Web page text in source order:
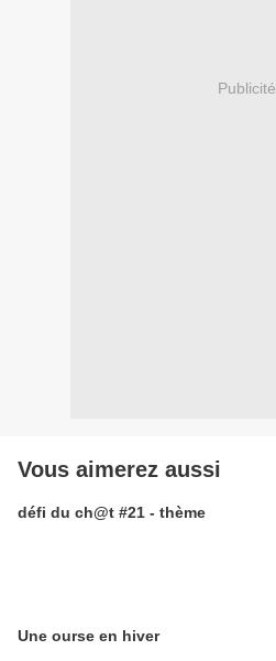
Publicité
Vous aimerez aussi
défi du ch@t #21 - thème
Une ourse en hiver